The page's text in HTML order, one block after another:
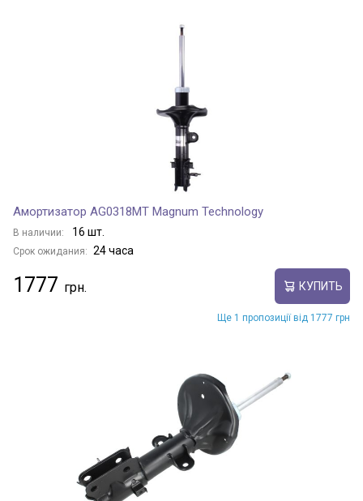
Амортизатор AG0318MT Magnum Technology
В наличии: 16 шт.
Срок ожидания: 24 часа
1777 КУПИТЬ
Ще 1 пропозиції від 1777 грн